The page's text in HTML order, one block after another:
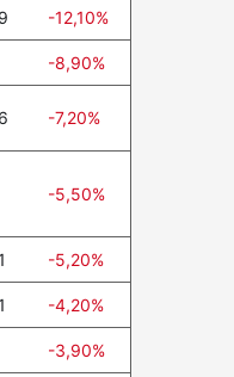
-12,10%
-8,90%
-7,20%
-5,50%
-5,20%
-4,20%
-3,90%